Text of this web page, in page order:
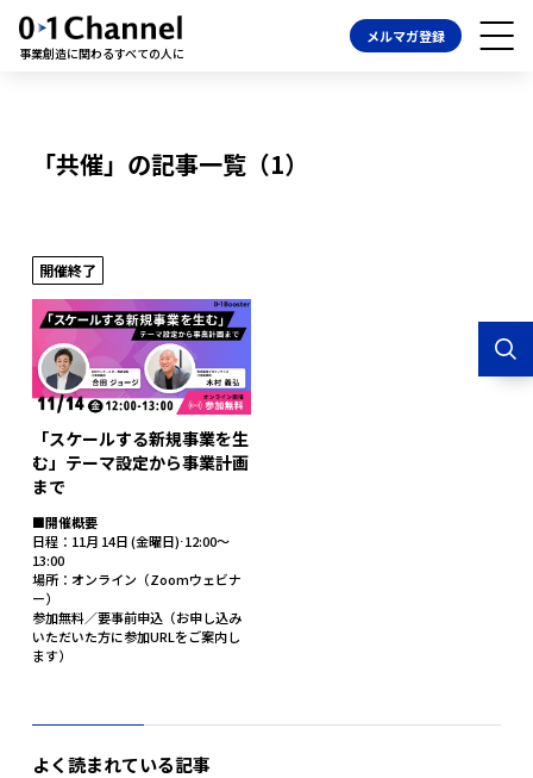
事業創造に関わるすべての人に
メルマガ登録
「共催」の記事一覧（1）
開催終了
「スケールする新規事業を生
む」テーマ設定から事業計画
まで
■開催概要
日程：11月 14日 (金曜日)⋅12:00～
13:00
場所：オンライン（Zoomウェビナ
ー）
参加無料／要事前申込（お申し込み
いただいた方に参加URLをご案内し
ます）
よく読まれている記事